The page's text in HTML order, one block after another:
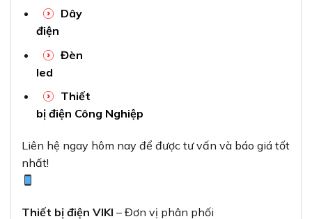
Phone/Zalo:
461
Địa chỉ:
Thủ
Đức, TP. Hồ Chí Minh.
Ngoài ra, bạn có thể tham khảo thêm các thiết bị
điện chất lượng
cao từ các thương hiệu hàng đầu tại:
Dây